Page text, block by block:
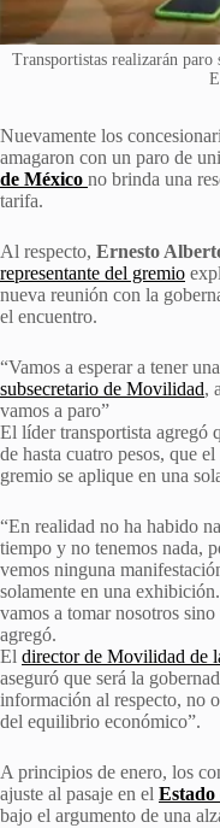
Transportistas realizarán
Nuevamente los
amagaron con un paro de
de México no brinda una
tarifa.
Al respecto, Ernesto
representante del gremio
nueva reunión con la
el encuentro.
“Vamos a esperar a tener
subsecretario de Movilidad,
vamos a paro”
El líder transportista agregó
de hasta cuatro pesos, que
gremio se aplique en una
“En realidad no ha habido
tiempo y no tenemos nada,
vemos ninguna
solamente en una
vamos a tomar nosotros
agregó.
El director de Movilidad de
aseguró que será la
información al respecto, no
del equilibrio económico”.
A principios de enero, los
ajuste al pasaje en el Estado
bajo el argumento de una